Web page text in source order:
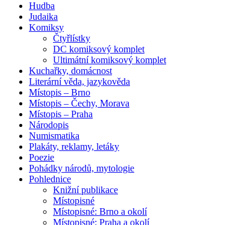
Hudba
Judaika
Komiksy
Čtyřlístky
DC komiksový komplet
Ultimátní komiksový komplet
Kuchařky, domácnost
Literární věda, jazykověda
Místopis – Brno
Místopis – Čechy, Morava
Místopis – Praha
Národopis
Numismatika
Plakáty, reklamy, letáky
Poezie
Pohádky národů, mytologie
Pohlednice
Knižní publikace
Místopisné
Místopisné: Brno a okolí
Místopisné: Praha a okolí